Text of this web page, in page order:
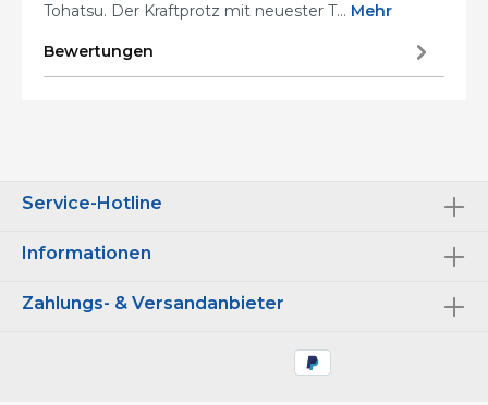
Tohatsu. Der Kraftprotz mit neuester T… Mehr
Bewertungen
Service-Hotline
Informationen
Zahlungs- & Versandanbieter